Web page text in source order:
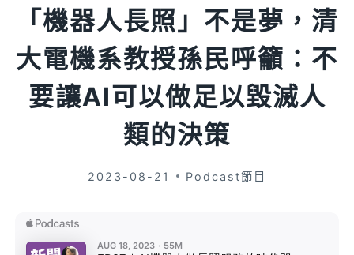
「機器人長照」不是夢，清
大電機系教授孫民呼籲：不
要讓AI可以做足以毀滅人
類的決策
2023-08-21 Podcast節目